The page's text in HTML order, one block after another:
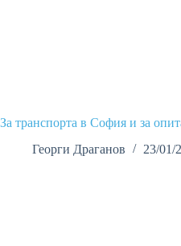
За транспорта в София и за
Георги Драганов
23/01/